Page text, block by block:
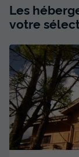
Les
votre